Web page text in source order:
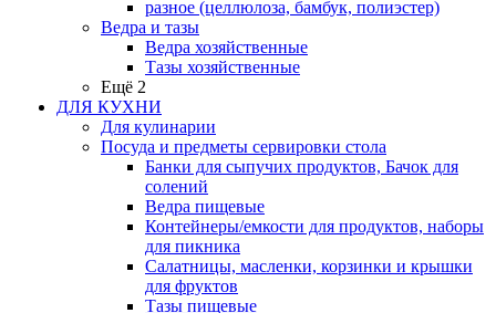
разное (целлюлоза, бамбук, полиэстер)
Ведра и тазы
Ведра хозяйственные
Тазы хозяйственные
Ещё 2
ДЛЯ КУХНИ
Для кулинарии
Посуда и предметы сервировки стола
Банки для сыпучих продуктов, Бачок для
солений
Ведра пищевые
Контейнеры/емкости для продуктов, наборы
для пикника
Салатницы, масленки, корзинки и крышки
для фруктов
Тазы пищевые